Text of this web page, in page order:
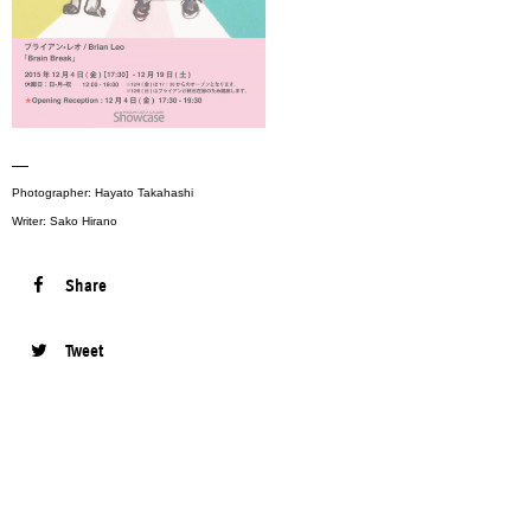
—
Photographer: Hayato Takahashi
Writer: Sako Hirano
Share
Tweet